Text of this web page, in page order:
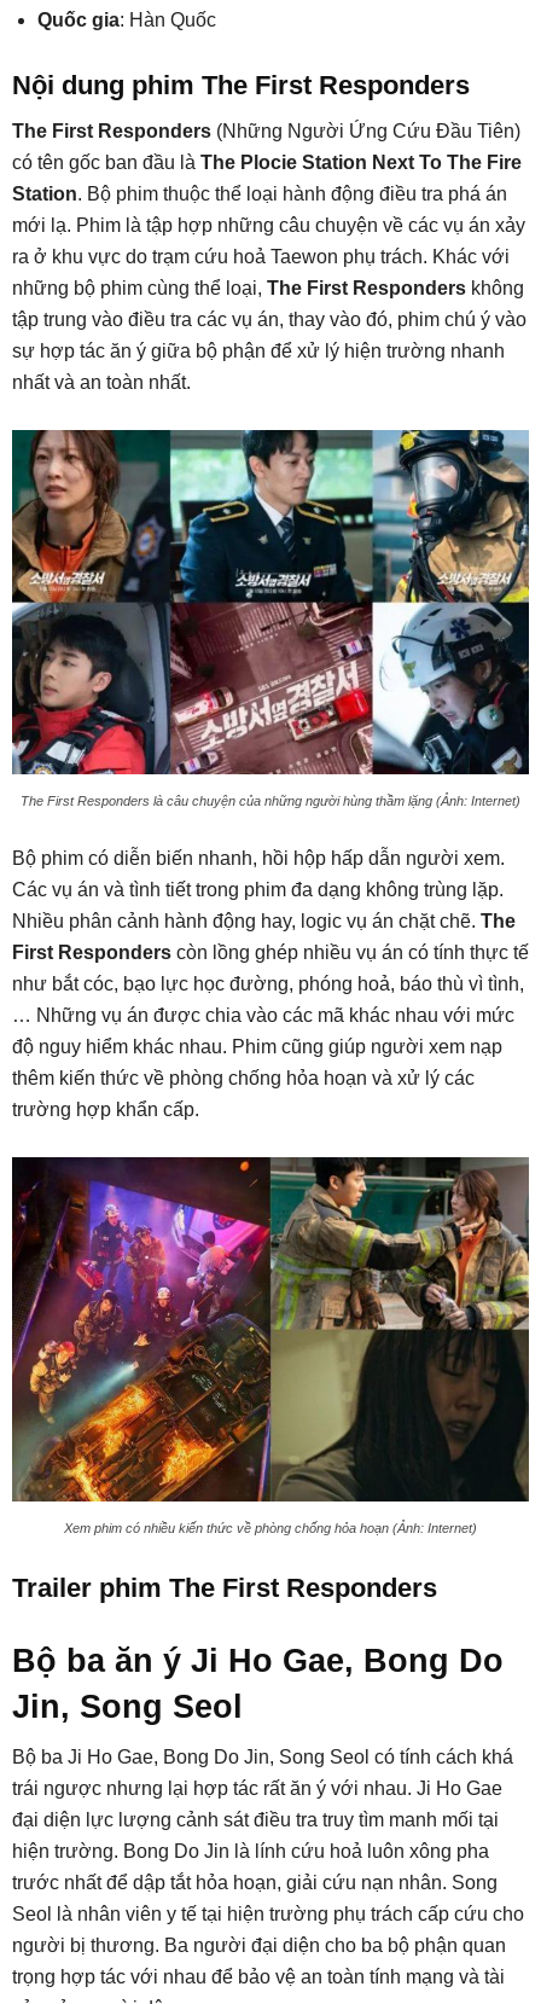
Quốc gia: Hàn Quốc
Nội dung phim The First Responders
The First Responders (Những Người Ứng Cứu Đầu Tiên)
có tên gốc ban đầu là The Plocie Station Next To The Fire
Station. Bộ phim thuộc thể loại hành động điều tra phá án
mới lạ. Phim là tập hợp những câu chuyện về các vụ án xảy
ra ở khu vực do trạm cứu hoả Taewon phụ trách. Khác với
những bộ phim cùng thể loại, The First Responders không
tập trung vào điều tra các vụ án, thay vào đó, phim chú ý vào
sự hợp tác ăn ý giữa bộ phận để xử lý hiện trường nhanh
nhất và an toàn nhất.
The First Responders là câu chuyện của những người hùng thầm lặng (Ảnh: Internet)
Bộ phim có diễn biến nhanh, hồi hộp hấp dẫn người xem.
Các vụ án và tình tiết trong phim đa dạng không trùng lặp.
Nhiều phân cảnh hành động hay, logic vụ án chặt chẽ. The
First Responders còn lồng ghép nhiều vụ án có tính thực tế
như bắt cóc, bạo lực học đường, phóng hoả, báo thù vì tình,
… Những vụ án được chia vào các mã khác nhau với mức
độ nguy hiểm khác nhau. Phim cũng giúp người xem nạp
thêm kiến thức về phòng chống hỏa hoạn và xử lý các
trường hợp khẩn cấp.
Xem phim có nhiều kiến thức về phòng chống hỏa hoạn (Ảnh: Internet)
Trailer phim The First Responders
Bộ ba ăn ý Ji Ho Gae, Bong Do
Jin, Song Seol
Bộ ba Ji Ho Gae, Bong Do Jin, Song Seol có tính cách khá
trái ngược nhưng lại hợp tác rất ăn ý với nhau. Ji Ho Gae
đại diện lực lượng cảnh sát điều tra truy tìm manh mối tại
hiện trường. Bong Do Jin là lính cứu hoả luôn xông pha
trước nhất để dập tắt hỏa hoạn, giải cứu nạn nhân. Song
Seol là nhân viên y tế tại hiện trường phụ trách cấp cứu cho
người bị thương. Ba người đại diện cho ba bộ phận quan
trọng hợp tác với nhau để bảo vệ an toàn tính mạng và tài